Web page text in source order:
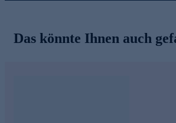
Das könnte Ihnen auch